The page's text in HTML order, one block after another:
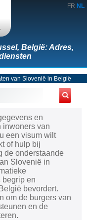
FR NL
België: Adres,
van Slovenië in België
en
inwoners van
een visum wilt
of hulp bij
de onderstaande
Slovenië in
begrip en
bevordert.
om de burgers van
en de